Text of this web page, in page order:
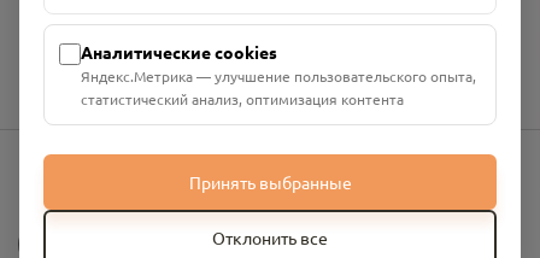
Номер счёта: 40702810901130004287 в АО "АЛЬФА-БАНК"
info@pomnim.online
Аналитические cookies
Яндекс.Метрика — улучшение пользовательского опыта,
статистический анализ, оптимизация контента
Принять выбранные
Отклонить все